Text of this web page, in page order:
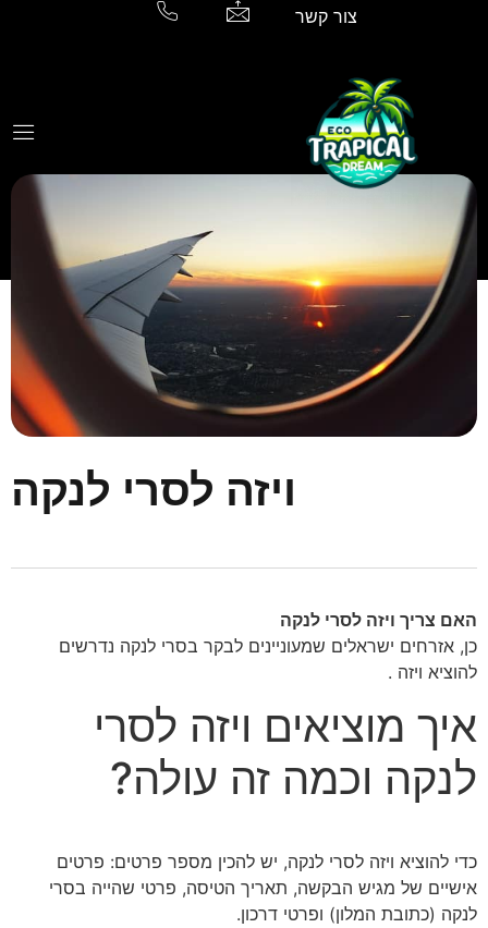
צור קשר
ויזה לסרי לנקה
האם צריך ויזה לסרי לנקה
כן, אזרחים ישראלים שמעוניינים לבקר בסרי לנקה נדרשים
להוציא ויזה .
איך מוציאים ויזה לסרי
לנקה וכמה זה עולה?
כדי להוציא ויזה לסרי לנקה, יש להכין מספר פרטים: פרטים
אישיים של מגיש הבקשה, תאריך הטיסה, פרטי שהייה בסרי
לנקה (כתובת המלון) ופרטי דרכון.